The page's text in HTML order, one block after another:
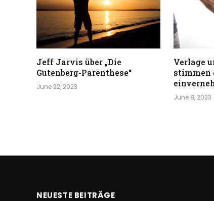
Jeff Jarvis über „Die
Gutenberg-Parenthese“
June 22, 2023
Verlage
stimmen
June 8, 2023
NEUESTE BEITRÄGE